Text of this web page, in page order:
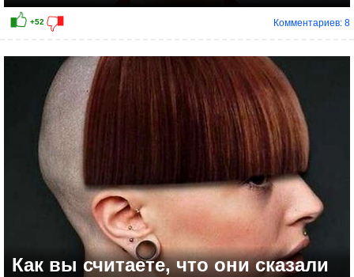
Комментариев: 8
Как вы считаете, что они сказали